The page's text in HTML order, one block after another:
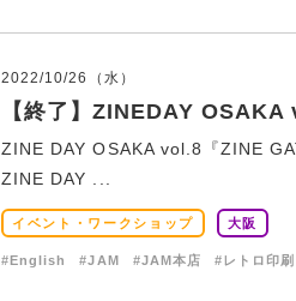
2022/10/26（水）
【終了】ZINEDAY OSAKA
ZINE DAY OSAKA vol.8『ZINE
ZINE DAY ...
イベント・ワークショップ 大阪
#English #JAM #JAM本店 #レトロ印刷